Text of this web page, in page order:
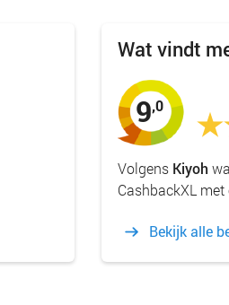
Wat vindt
9,0
Volgens Kiyoh
CashbackXL
Bekijk alle